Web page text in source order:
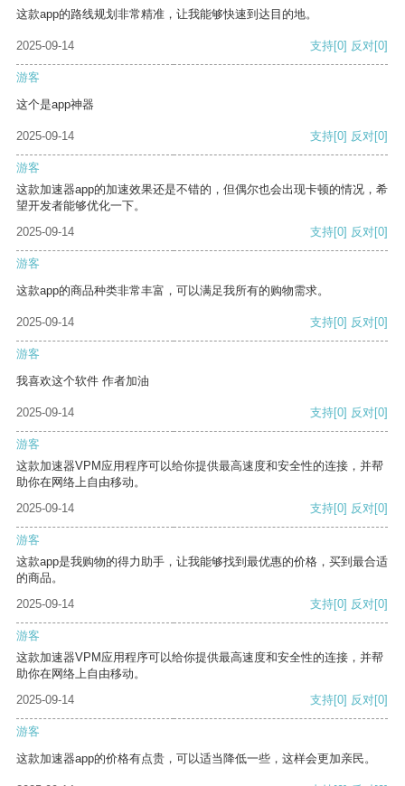
这款app的路线规划非常精准，让我能够快速到达目的地。
2025-09-14 支持[0] 反对[0]
游客
这个是app神器
2025-09-14 支持[0] 反对[0]
游客
这款加速器app的加速效果还是不错的，但偶尔也会出现卡顿的情况，希
望开发者能够优化一下。
2025-09-14
支持[0] 反对[0]
游客
这款app的商品种类非常丰富，可以满足我所有的购物需求。
2025-09-14 支持[0] 反对[0]
游客
我喜欢这个软件 作者加油
2025-09-14 支持[0] 反对[0]
游客
这款加速器VPM应用程序可以给你提供最高速度和安全性的连接，并帮
助你在网络上自由移动。
2025-09-14
支持[0] 反对[0]
游客
这款app是我购物的得力助手，让我能够找到最优惠的价格，买到最合适
的商品。
2025-09-14
支持[0] 反对[0]
游客
这款加速器VPM应用程序可以给你提供最高速度和安全性的连接，并帮
助你在网络上自由移动。
2025-09-14
支持[0] 反对[0]
游客
这款加速器app的价格有点贵，可以适当降低一些，这样会更加亲民。